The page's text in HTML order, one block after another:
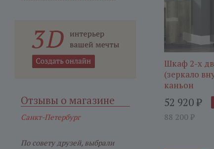
Шкаф 2-х
(зеркало
каньон
52 920₽
88 200 ₽
Отзывы о магазине
Санкт-Петербург
По совету друзей, выбрали